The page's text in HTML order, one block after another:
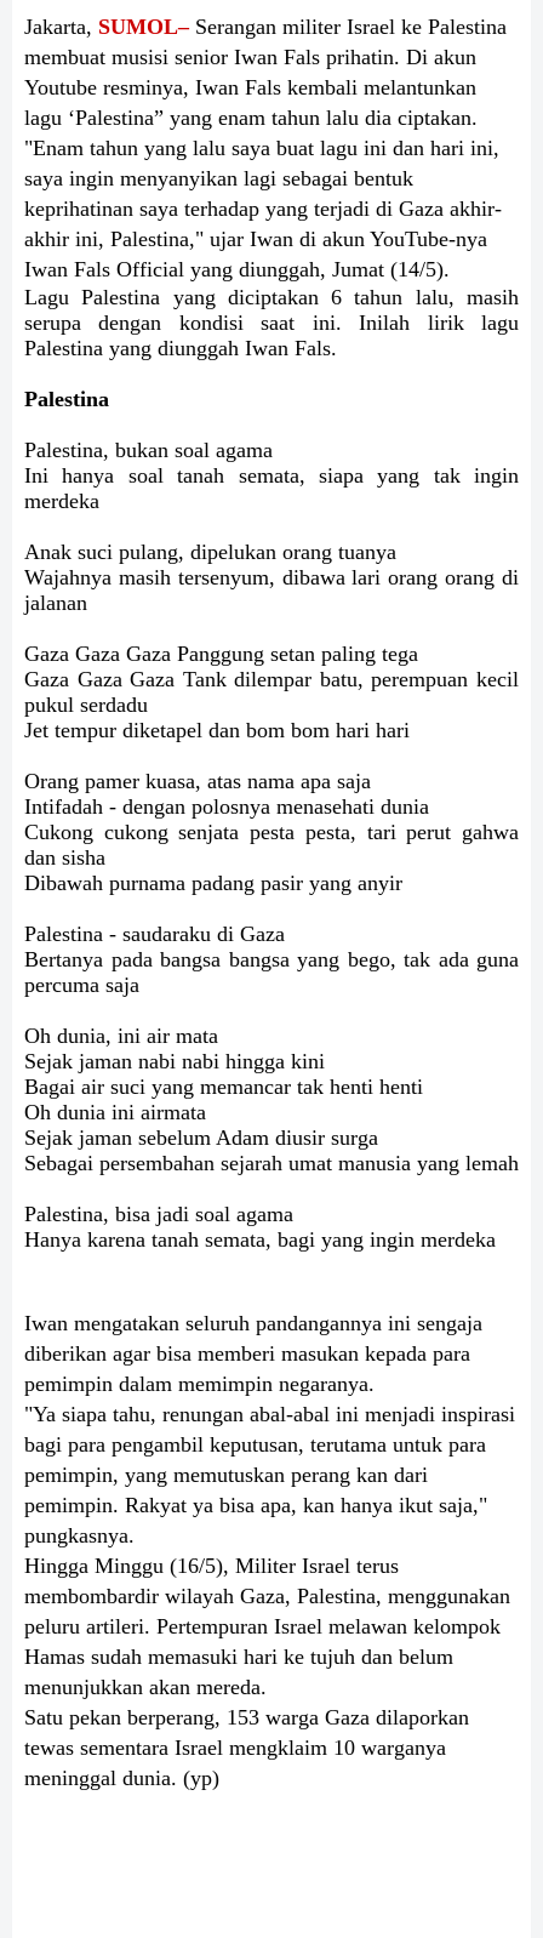
Jakarta, SUMOL–Serangan militer Israel ke Palestina
membuat musisi senior Iwan Fals prihatin. Di akun
Youtube resminya, Iwan Fals kembali melantunkan
lagu ‘Palestina” yang enam tahun lalu dia ciptakan.
"Enam tahun yang lalu saya buat lagu ini dan hari ini,
saya ingin menyanyikan lagi sebagai bentuk
keprihatinan saya terhadap yang terjadi di Gaza akhir-
akhir ini, Palestina," ujar Iwan di akun YouTube-nya
Iwan Fals Official yang diunggah, Jumat (14/5).
Lagu Palestina yang diciptakan 6 tahun lalu, masih
serupa dengan kondisi saat ini. Inilah lirik lagu
Palestina yang diunggah Iwan Fals.
Palestina
Palestina, bukan soal agama
Ini hanya soal tanah semata, siapa yang tak ingin
merdeka
Anak suci pulang, dipelukan orang tuanya
Wajahnya masih tersenyum, dibawa lari orang orang di
jalanan
Gaza Gaza Gaza Panggung setan paling tega
Gaza Gaza Gaza Tank dilempar batu, perempuan kecil
pukul serdadu
Jet tempur diketapel dan bom bom hari hari
Orang pamer kuasa, atas nama apa saja
Intifadah - dengan polosnya menasehati dunia
Cukong cukong senjata pesta pesta, tari perut gahwa
dan sisha
Dibawah purnama padang pasir yang anyir
Palestina - saudaraku di Gaza
Bertanya pada bangsa bangsa yang bego, tak ada guna
percuma saja
Oh dunia, ini air mata
Sejak jaman nabi nabi hingga kini
Bagai air suci yang memancar tak henti henti
Oh dunia ini airmata
Sejak jaman sebelum Adam diusir surga
Sebagai persembahan sejarah umat manusia yang lemah
Palestina, bisa jadi soal agama
Hanya karena tanah semata, bagi yang ingin merdeka
Iwan mengatakan seluruh pandangannya ini sengaja
diberikan agar bisa memberi masukan kepada para
pemimpin dalam memimpin negaranya.
"Ya siapa tahu, renungan abal-abal ini menjadi inspirasi
bagi para pengambil keputusan, terutama untuk para
pemimpin, yang memutuskan perang kan dari
pemimpin. Rakyat ya bisa apa, kan hanya ikut saja,"
pungkasnya.
Hingga Minggu (16/5), Militer Israel terus
membombardir wilayah Gaza, Palestina, menggunakan
peluru artileri. Pertempuran Israel melawan kelompok
Hamas sudah memasuki hari ke tujuh dan belum
menunjukkan akan mereda.
Satu pekan berperang, 153 warga Gaza dilaporkan
tewas sementara Israel mengklaim 10 warganya
meninggal dunia. (yp)